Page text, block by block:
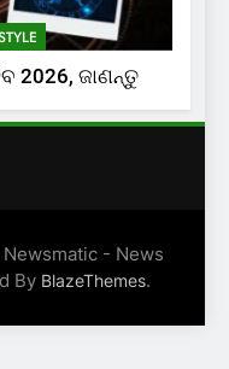
2026, ଜାଣନ୍ତୁ
- News
By BlazeThemes.